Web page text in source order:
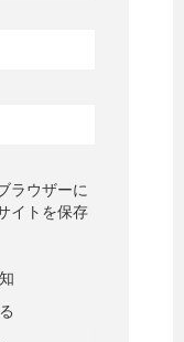
ラウザーに
イトを保存